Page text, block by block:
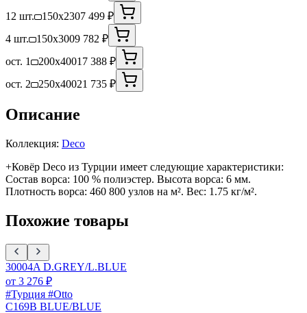
12 шт.
150x2307 499 ₽
4 шт.
150x3009 782 ₽
ост. 1
200x40017 388 ₽
ост. 2
250x40021 735 ₽
Описание
Коллекция: Deco
+Ковёр Deco из Турции имеет следующие характеристики:
Состав ворса: 100 % полиэстер. Высота ворса: 6 мм.
Плотность ворса: 460 800 узлов на м². Вес: 1.75 кг/м².
Похожие товары
30004A D.GREY/L.BLUE
от 3 276 ₽
#Турция #Otto
C169B BLUE/BLUE